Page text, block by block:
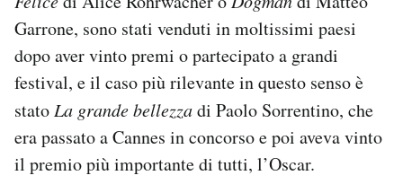
Garrone, sono stati venduti in moltissimi paesi
dopo aver vinto premi o partecipato a grandi
festival, e il caso più rilevante in questo senso è
stato La grande bellezzadi Paolo Sorrentino, che
era passato a Cannes in concorso e poi aveva vinto
il premio più importante di tutti, l’Oscar.